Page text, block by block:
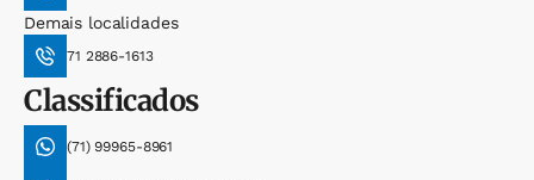
Demais localidades
71 2886-1613
Classificados
(71) 99965-8961